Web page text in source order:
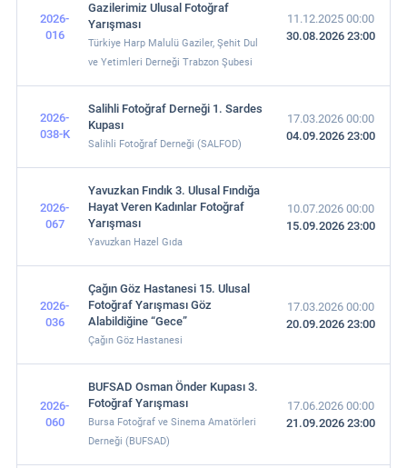
2026-
016
Gazilerimiz Ulusal Fotoğraf
Yarışması
Türkiye Harp Malulü Gaziler, Şehit Dul
ve Yetimleri Derneği Trabzon Şubesi
11.12.2025 00:00
30.08.2026 23:00
2026-
038-K
Salihli Fotoğraf Derneği 1. Sardes
Kupası
Salihli Fotoğraf Derneği (SALFOD)
17.03.2026 00:00
04.09.2026 23:00
2026-
067
Yavuzkan Fındık 3. Ulusal Fındığa
Hayat Veren Kadınlar Fotoğraf
Yarışması
Yavuzkan Hazel Gıda
10.07.2026 00:00
15.09.2026 23:00
2026-
036
Çağın Göz Hastanesi 15. Ulusal
Fotoğraf Yarışması Göz
Alabildiğine “Gece”
Çağın Göz Hastanesi
17.03.2026 00:00
20.09.2026 23:00
2026-
060
BUFSAD Osman Önder Kupası 3.
Fotoğraf Yarışması
Bursa Fotoğraf ve Sinema Amatörleri
Derneği (BUFSAD)
17.06.2026 00:00
21.09.2026 23:00